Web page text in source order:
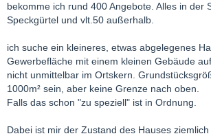
bekomme ich rund 400 Angebote. Alles in der
Speckgürtel und vlt.50 außerhalb.
ich suche ein kleineres, etwas abgelegenes
Gewerbefläche mit einem kleinen Gebäude
nicht unmittelbar im Ortskern.
1000m² sein, aber keine Grenze nach oben.
Falls das schon "zu speziell" ist in Ordnung.
Dabei ist mir der Zustand des Hauses